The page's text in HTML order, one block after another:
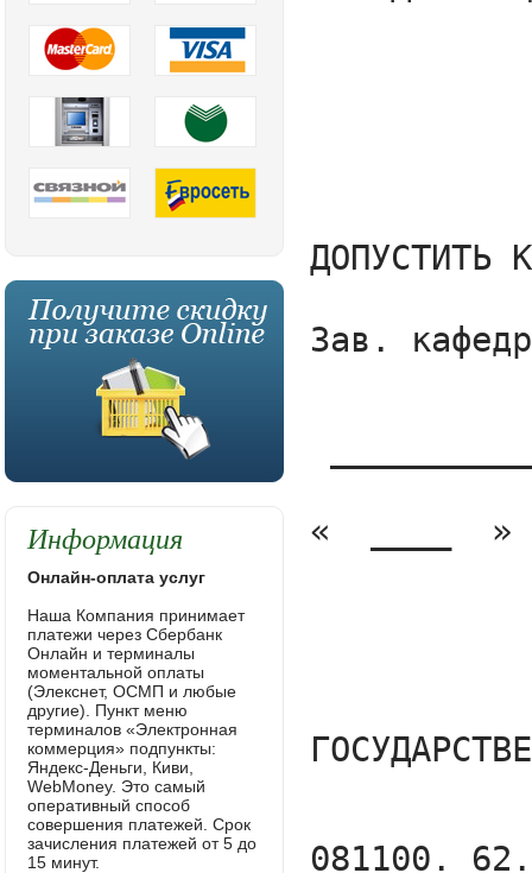
Информация
Онлайн-оплата услуг
Наша Компания принимает
платежи через Сбербанк
Онлайн и терминалы
моментальной оплаты
(Элекснет, ОСМП и любые
другие). Пункт меню
терминалов «Электронная
коммерция» подпункты:
Яндекс-Деньги, Киви,
WebMoney. Это самый
оперативный способ
совершения платежей. Срок
зачисления платежей от 5 до
15 минут.